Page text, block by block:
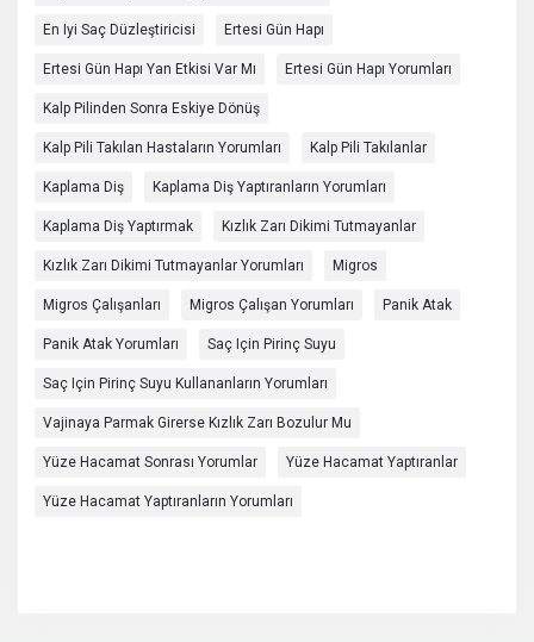
En Iyi Saç Düzleştiricisi Ertesi Gün Hapı
Ertesi Gün Hapı Yan Etkisi Var Mı Ertesi Gün Hapı Yorumları
Kalp Pilinden Sonra Eskiye Dönüş
Kalp Pili Takılan Hastaların Yorumları Kalp Pili Takılanlar
Kaplama Diş Kaplama Diş Yaptıranların Yorumları
Kaplama Diş Yaptırmak Kızlık Zarı Dikimi Tutmayanlar
Kızlık Zarı Dikimi Tutmayanlar Yorumları Migros
Migros Çalışanları Migros Çalışan Yorumları Panik Atak
Panik Atak Yorumları Saç Için Pirinç Suyu
Saç Için Pirinç Suyu Kullananların Yorumları
Vajinaya Parmak Girerse Kızlık Zarı Bozulur Mu
Yüze Hacamat Sonrası Yorumlar Yüze Hacamat Yaptıranlar
Yüze Hacamat Yaptıranların Yorumları